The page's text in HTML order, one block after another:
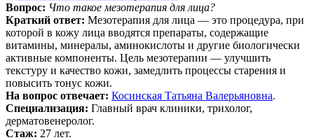
Вопрос: Что такое мезотерапия для лица?
Краткий ответ: Мезотерапия для лица — это процедура, при
которой в кожу лица вводятся препараты, содержащие
витамины, минералы, аминокислоты и другие биологически
активные компоненты. Цель мезотерапии — улучшить
текстуру и качество кожи, замедлить процессы старения и
повысить тонус кожи.
На вопрос отвечает: Косинская Татьяна Валерьяновна.
Специализация: Главный врач клиники, трихолог,
дерматовенеролог.
Стаж: 27 лет.